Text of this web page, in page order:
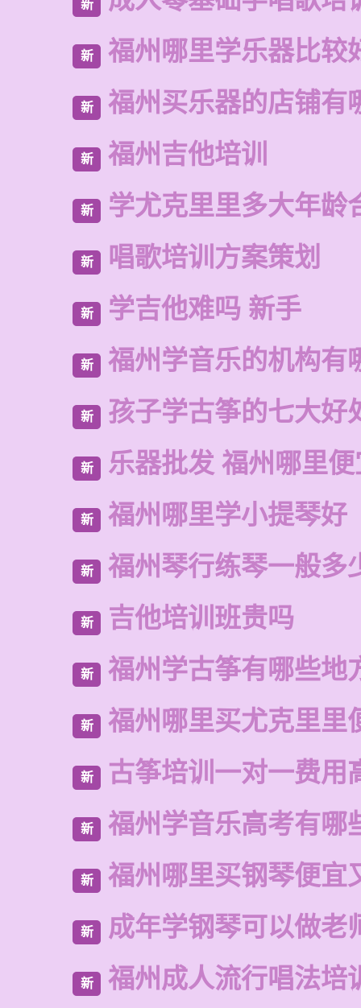
新
新 福州哪里学乐器比较
新 福州买乐器的店铺有
新 福州吉他培训
新 学尤克里里多大年龄
新 唱歌培训方案策划
新 学吉他难吗 新手
新 福州学音乐的机构有
新 孩子学古筝的七大好
新 乐器批发 福州哪里
新 福州哪里学小提琴好
新 福州琴行练琴一般多
新 吉他培训班贵吗
新 福州学古筝有哪些地
新 福州哪里买尤克里里
新 古筝培训一对一费用
新 福州学音乐高考有哪
新 福州哪里买钢琴便宜
新 成年学钢琴可以做老
新 福州成人流行唱法培